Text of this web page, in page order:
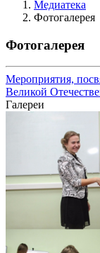
Медиатека
Фотогалерея
Фотогалерея
Мероприятия,
Великой
Галереи